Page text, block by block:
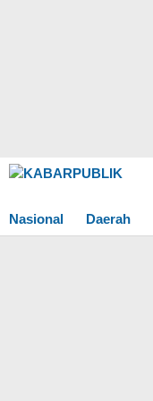
Lewati
Nasional
Daerah